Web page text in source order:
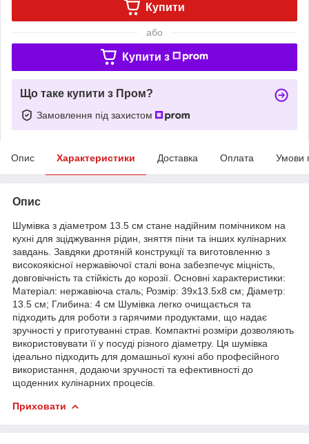
Купити
або
Купити з
Що таке купити з Пром?
Замовлення під захистом
Опис Характеристики Доставка Оплата Умови
Опис
Шумівка з діаметром 13.5 см стане надійним помічником на
кухні для зціджування рідин, зняття піни та інших кулінарних
завдань. Завдяки дротяній конструкції та виготовленню з
високоякісної нержавіючої сталі вона забезпечує міцність,
довговічність та стійкість до корозії. Основні характеристики:
Матеріал: нержавіюча сталь; Розмір: 39х13.5х8 см; Діаметр:
13.5 см; Глибина: 4 см Шумівка легко очищається та
підходить для роботи з гарячими продуктами, що надає
зручності у приготуванні страв. Компактні розміри дозволяють
використовувати її у посуді різного діаметру. Ця шумівка
ідеально підходить для домашньої кухні або професійного
використання, додаючи зручності та ефективності до
щоденних кулінарних процесів.
Приховати